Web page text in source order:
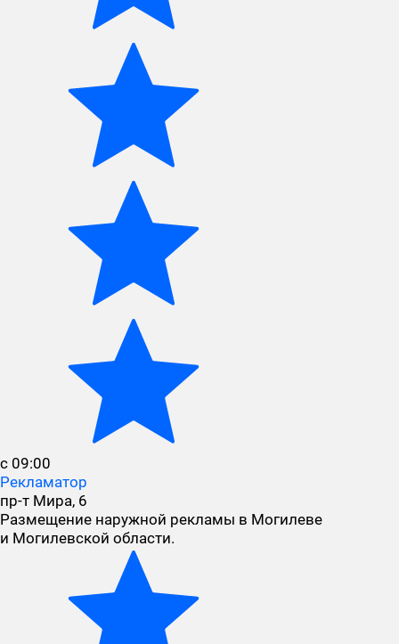
с 09:00
Рекламатор
пр-т Мира, 6
Размещение наружной рекламы в Могилеве
и Могилевской области.